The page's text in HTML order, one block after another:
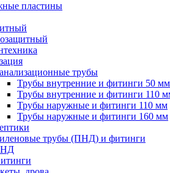
пластины
трубы
Трубы внутренние и фитинги 50 мм
Трубы внутренние и фитинги 110
Трубы наружные и фитинги 110 мм
Трубы наружные и фитинги 160 мм
трубы (ПНД) и фитинги